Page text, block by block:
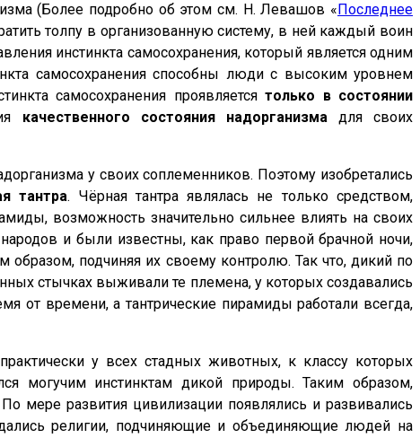
(Более подробно об этом см. Н. Левашов « Последнее
толпу в организованную систему, в ней каждый воин
инстинкта самосохранения, который является одним
самосохранения способны люди с высоким уровнем
самосохранения проявляется только в состоянии
качественного состояния надорганизмадля своих
у своих соплеменников. Поэтому изобретались
тантра. Чёрная тантра являлась не только средством,
возможность значительно сильнее влиять на своих
и были известны, как право первой брачной ночи,
подчиняя их своему контролю. Так что, дикий по
стычках выживали те племена, у которых создавались
времени, а тантрические пирамиды работали всегда,
у всех стадных животных, к классу которых
могучим инстинктам дикой природы. Таким образом,
мере развития цивилизации появлялись и развивались
религии, подчиняющие и объединяющие людей на